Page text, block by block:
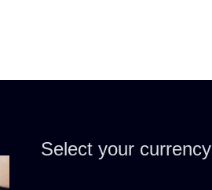
Select your currency